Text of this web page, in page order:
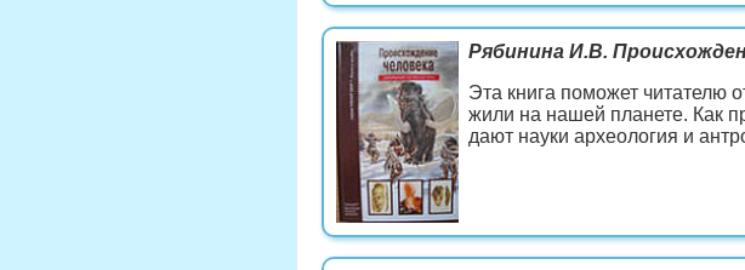
Рябинина И.В.
Эта книга поможет читателю
жили на нашей планете. Как
дают науки археология и